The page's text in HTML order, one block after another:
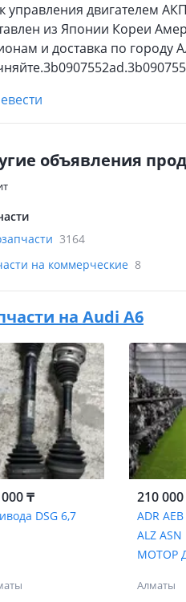
управления двигателем
из Японии Кореи
и доставка по городу
объявления
3164
на коммерческие 8
на Audi A6
₸
DSG 6,7
210
ADR
ALZ ASN
МОТОР
Алматы